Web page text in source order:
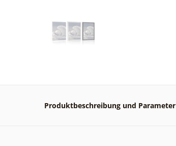
Produktbeschreibung und Parameter